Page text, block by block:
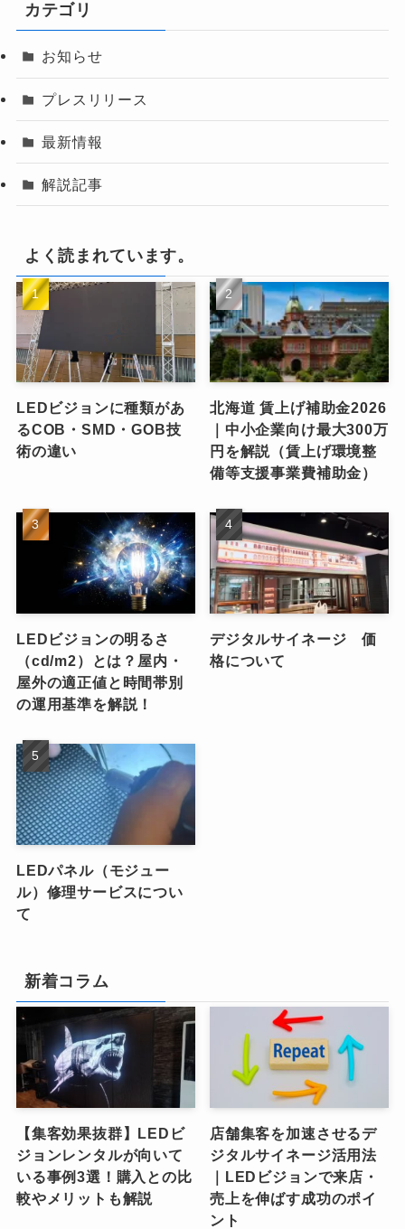
カテゴリ
お知らせ
プレスリリース
最新情報
解説記事
よく読まれています。
LEDビジョンに種類があ
るCOB・SMD・GOB技
術の違い
北海道 賃上げ補助金2026
｜中小企業向け最大300万
円を解説（賃上げ環境整
備等支援事業費補助金）
LEDビジョンの明るさ
（cd/m2）とは？屋内・
屋外の適正値と時間帯別
の運用基準を解説！
デジタルサイネージ 価
格について
LEDパネル（モジュー
ル）修理サービスについ
て
新着コラム
【集客効果抜群】LEDビ
ジョンレンタルが向いて
いる事例3選！購入との比
較やメリットも解説
店舗集客を加速させるデ
ジタルサイネージ活用法
｜LEDビジョンで来店・
売上を伸ばす成功のポイ
ント